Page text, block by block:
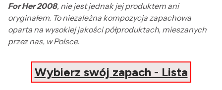
For Her 2008, nie jest jednak jej produktem ani
oryginałem. To niezależna kompozycja zapachowa
oparta na wysokiej jakości półproduktach, mieszanych
przez nas, w Polsce.
Wybierz swój zapach - Lista